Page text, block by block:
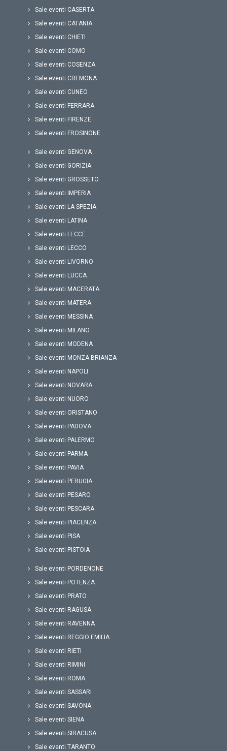
Sale eventi CASERTA
Sale eventi CATANIA
Sale eventi CHIETI
Sale eventi COMO
Sale eventi COSENZA
Sale eventi CREMONA
Sale eventi CUNEO
Sale eventi FERRARA
Sale eventi FIRENZE
Sale eventi FROSINONE
Sale eventi GENOVA
Sale eventi GORIZIA
Sale eventi GROSSETO
Sale eventi IMPERIA
Sale eventi LA SPEZIA
Sale eventi LATINA
Sale eventi LECCE
Sale eventi LECCO
Sale eventi LIVORNO
Sale eventi LUCCA
Sale eventi MACERATA
Sale eventi MATERA
Sale eventi MESSINA
Sale eventi MILANO
Sale eventi MODENA
Sale eventi MONZA BRIANZA
Sale eventi NAPOLI
Sale eventi NOVARA
Sale eventi NUORO
Sale eventi ORISTANO
Sale eventi PADOVA
Sale eventi PALERMO
Sale eventi PARMA
Sale eventi PAVIA
Sale eventi PERUGIA
Sale eventi PESARO
Sale eventi PESCARA
Sale eventi PIACENZA
Sale eventi PISA
Sale eventi PISTOIA
Sale eventi PORDENONE
Sale eventi POTENZA
Sale eventi PRATO
Sale eventi RAGUSA
Sale eventi RAVENNA
Sale eventi REGGIO EMILIA
Sale eventi RIETI
Sale eventi RIMINI
Sale eventi ROMA
Sale eventi SASSARI
Sale eventi SAVONA
Sale eventi SIENA
Sale eventi SIRACUSA
Sale eventi TARANTO